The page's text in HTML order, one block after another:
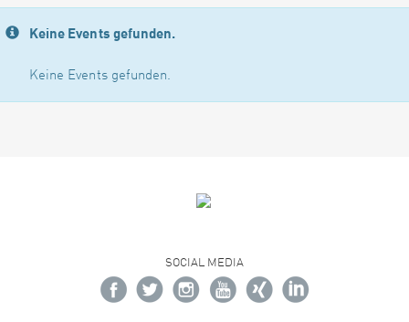
Keine Events gefunden.
Keine Events gefunden.
SOCIAL MEDIA